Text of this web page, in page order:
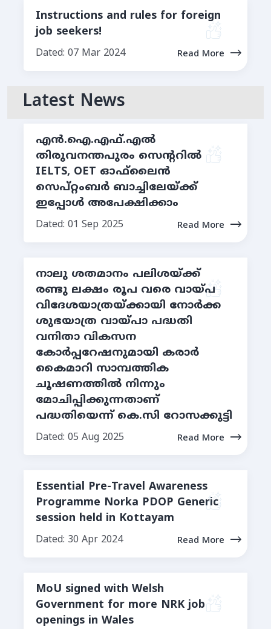
Instructions and rules for foreign
job seekers!
Dated: 07 Mar 2024 Read More
Latest News
എന്‍.ഐ.എഫ്.എല്‍
തിരുവനന്തപുരം സെന്ററില്‍
IELTS, OET ഓഫ്‌ലൈൻ
സെപ്റ്റംബര്‍ ബാച്ചിലേയ്ക്ക്
ഇപ്പോള്‍ അപേക്ഷിക്കാം
Dated: 01 Sep 2025 Read More
നാലു ശതമാനം പലിശയ്ക്ക്
രണ്ടു ലക്ഷം രൂപ വരെ വായ്പ
വിദേശയാത്രയ്ക്കായി നോര്‍ക്ക
ശുഭയാത്ര വായ്പാ പദ്ധതി
വനിതാ വികസന
കോര്‍പ്പറേഷനുമായി കരാര്‍
കൈമാറി സാമ്പത്തിക
ചൂഷണത്തില്‍ നിന്നും
മോചിപ്പിക്കുന്നതാണ്
പദ്ധതിയെന്ന് കെ.സി റോസക്കുട്ടി
Dated: 05 Aug 2025 Read More
Essential Pre-Travel Awareness
Programme Norka PDOP Generic
session held in Kottayam
Dated: 30 Apr 2024 Read More
MoU signed with Welsh
Government for more NRK job
openings in Wales